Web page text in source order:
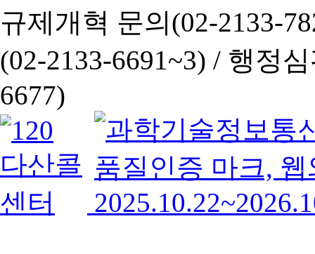
규제개혁 문의(02-2133-
(02-2133-6691~3) / 행정심
6677)